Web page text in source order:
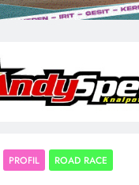
PROFIL ROAD RACE